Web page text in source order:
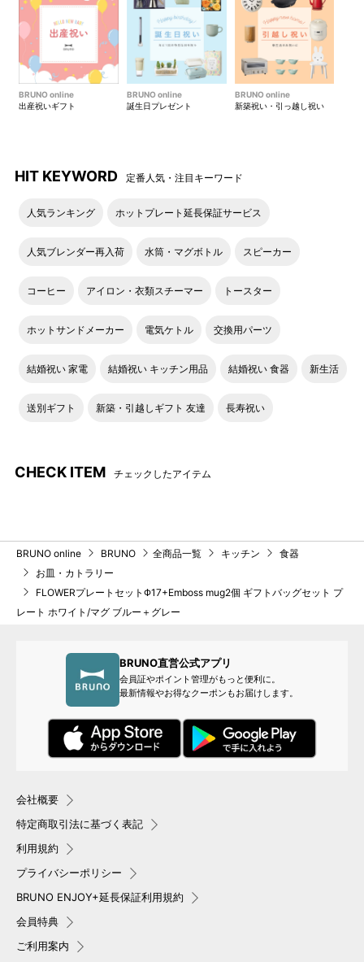
BRUNO online
出産祝いギフト
BRUNO online
誕生日プレゼント
BRUNO online
新築祝い・引っ越し祝い
HIT KEYWORD 定番人気・注目キーワード
人気ランキング ホットプレート延長保証サービス
人気ブレンダー再入荷 水筒・マグボトル スピーカー
コーヒー アイロン・衣類スチーマー トースター
ホットサンドメーカー 電気ケトル 交換用パーツ
結婚祝い 家電 結婚祝い キッチン用品 結婚祝い 食器 新生活
送別ギフト 新築・引越しギフト 友達 長寿祝い
CHECK ITEM チェックしたアイテム
BRUNO online BRUNO 全商品一覧 キッチン
食器
お皿・カトラリー
FLOWERプレートセットΦ17+Emboss mug2個 ギフトバッグセット プ
レート ホワイト/マグ ブルー＋グレー
BRUNO直営公式アプリ
会員証やポイント管理がもっと便利に。
最新情報やお得なクーポンもお届けします。
会社概要
特定商取引法に基づく表記
利用規約
プライバシーポリシー
BRUNO ENJOY+延長保証利用規約
会員特典
ご利用案内